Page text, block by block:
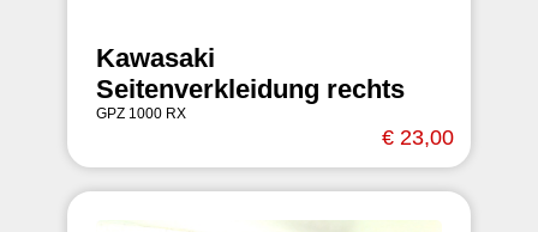
Kawasaki
Seitenverkleidung rechts
GPZ 1000 RX
€ 23,00